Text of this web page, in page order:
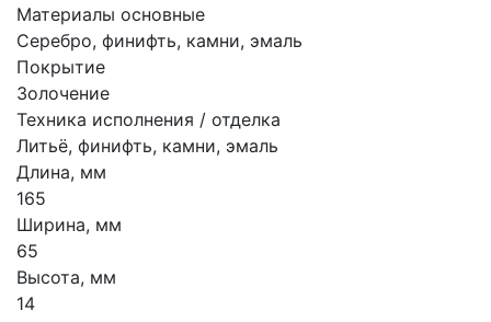
Материалы основные
Серебро, финифть, камни, эмаль
Покрытие
Золочение
Техника исполнения / отделка
Литьё, финифть, камни, эмаль
Длина, мм
165
Ширина, мм
65
Высота, мм
14